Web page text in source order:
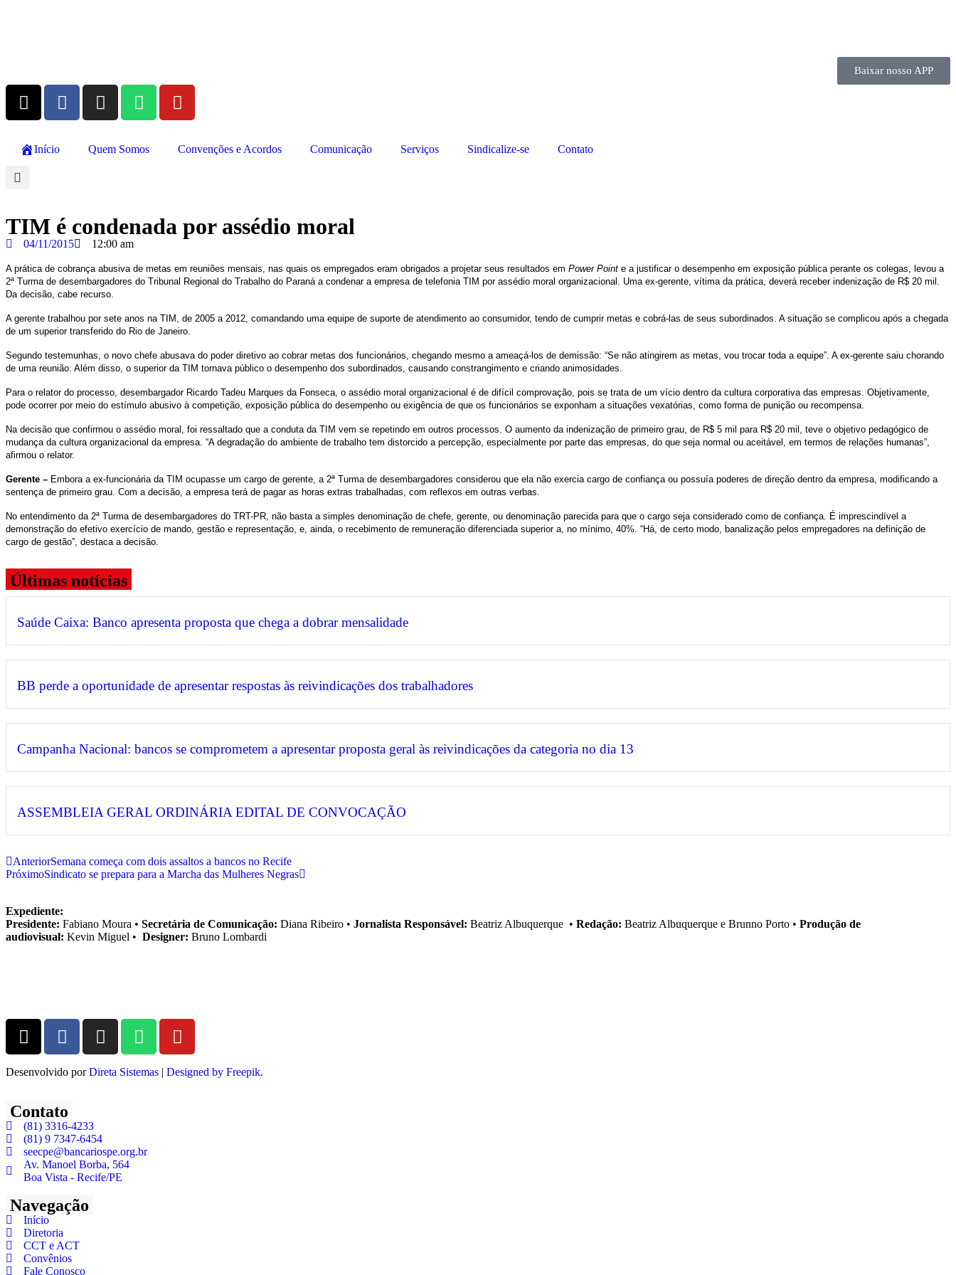
Baixar nosso APP
Início Quem Somos Convenções e Acordos Comunicação Serviços Sindicalize-se Contato
TIM é condenada por assédio moral
04/11/2015 12:00 am
A prática de cobrança abusiva de metas em reuniões mensais, nas quais os empregados eram obrigados a projetar seus resultados em Power Point e a justificar o desempenho em exposição pública perante os colegas, levou a
2ª Turma de desembargadores do Tribunal Regional do Trabalho do Paraná a condenar a empresa de telefonia TIM por assédio moral organizacional. Uma ex-gerente, vítima da prática, deverá receber indenização de R$ 20 mil.
Da decisão, cabe recurso.
A gerente trabalhou por sete anos na TIM, de 2005 a 2012, comandando uma equipe de suporte de atendimento ao consumidor, tendo de cumprir metas e cobrá-las de seus subordinados. A situação se complicou após a chegada
de um superior transferido do Rio de Janeiro.
Segundo testemunhas, o novo chefe abusava do poder diretivo ao cobrar metas dos funcionários, chegando mesmo a ameaçá-los de demissão: “Se não atingirem as metas, vou trocar toda a equipe”. A ex-gerente saiu chorando
de uma reunião. Além disso, o superior da TIM tornava público o desempenho dos subordinados, causando constrangimento e criando animosidades.
Para o relator do processo, desembargador Ricardo Tadeu Marques da Fonseca, o assédio moral organizacional é de difícil comprovação, pois se trata de um vício dentro da cultura corporativa das empresas. Objetivamente,
pode ocorrer por meio do estímulo abusivo à competição, exposição pública do desempenho ou exigência de que os funcionários se exponham a situações vexatórias, como forma de punição ou recompensa.
Na decisão que confirmou o assédio moral, foi ressaltado que a conduta da TIM vem se repetindo em outros processos. O aumento da indenização de primeiro grau, de R$ 5 mil para R$ 20 mil, teve o objetivo pedagógico de
mudança da cultura organizacional da empresa. “A degradação do ambiente de trabalho tem distorcido a percepção, especialmente por parte das empresas, do que seja normal ou aceitável, em termos de relações humanas”,
afirmou o relator.
Gerente – Embora a ex-funcionária da TIM ocupasse um cargo de gerente, a 2ª Turma de desembargadores considerou que ela não exercia cargo de confiança ou possuía poderes de direção dentro da empresa, modificando a
sentença de primeiro grau. Com a decisão, a empresa terá de pagar as horas extras trabalhadas, com reflexos em outras verbas.
No entendimento da 2ª Turma de desembargadores do TRT-PR, não basta a simples denominação de chefe, gerente, ou denominação parecida para que o cargo seja considerado como de confiança. É imprescindível a
demonstração do efetivo exercício de mando, gestão e representação, e, ainda, o recebimento de remuneração diferenciada superior a, no mínimo, 40%. “Há, de certo modo, banalização pelos empregadores na definição de
cargo de gestão”, destaca a decisão.
Últimas notícias
Saúde Caixa: Banco apresenta proposta que chega a dobrar mensalidade
BB perde a oportunidade de apresentar respostas às reivindicações dos trabalhadores
Campanha Nacional: bancos se comprometem a apresentar proposta geral às reivindicações da categoria no dia 13
ASSEMBLEIA GERAL ORDINÁRIA EDITAL DE CONVOCAÇÃO
AnteriorSemana começa com dois assaltos a bancos no Recife
PróximoSindicato se prepara para a Marcha das Mulheres Negras
Expediente:
Presidente: Fabiano Moura • Secretária de Comunicação: Diana Ribeiro • Jornalista Responsável: Beatriz Albuquerque • Redação: Beatriz Albuquerque e Brunno Porto • Produção de
audiovisual: Kevin Miguel • Designer: Bruno Lombardi
Desenvolvido porDireta Sistemas | Designed by Freepik.
Contato
(81) 3316-4233
(81) 9 7347-6454
seecpe@bancariospe.org.br
Av. Manoel Borba, 564
Boa Vista - Recife/PE
Navegação
Início
Diretoria
CCT e ACT
Convênios
Fale Conosco